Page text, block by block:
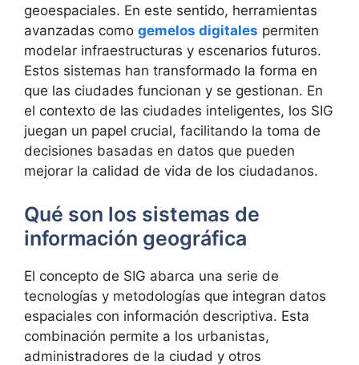
geoespaciales. En este sentido, herramientas
avanzadas como gemelos digitales permiten
modelar infraestructuras y escenarios futuros.
Estos sistemas han transformado la forma en
que las ciudades funcionan y se gestionan. En
el contexto de las ciudades inteligentes, los SIG
juegan un papel crucial, facilitando la toma de
decisiones basadas en datos que pueden
mejorar la calidad de vida de los ciudadanos.
Qué son los sistemas de
información geográfica
El concepto de SIG abarca una serie de
tecnologías y metodologías que integran datos
espaciales con información descriptiva. Esta
combinación permite a los urbanistas,
administradores de la ciudad y otros